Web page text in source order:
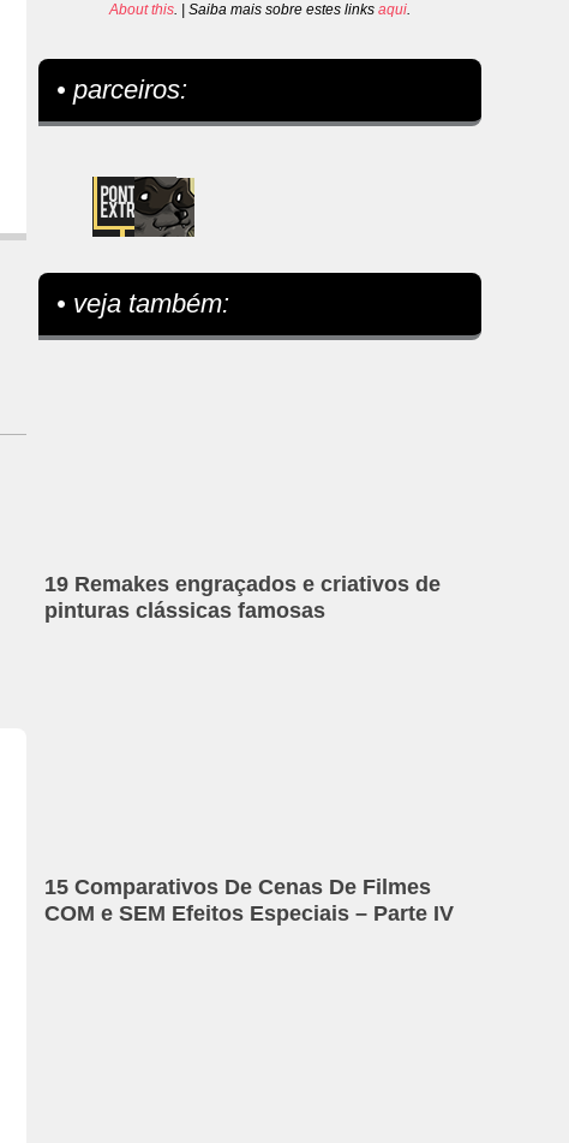
About this. | Saiba mais sobre estes linksaqui.
• parceiros:
• veja também:
19 Remakes engraçados e criativos de
pinturas clássicas famosas
15 Comparativos De Cenas De Filmes
COM e SEM Efeitos Especiais – Parte IV